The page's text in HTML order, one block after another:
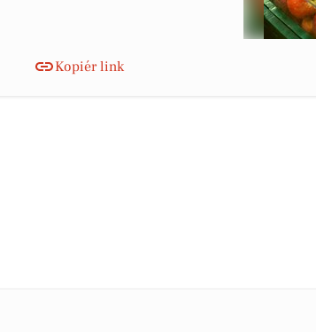
Kopiér link